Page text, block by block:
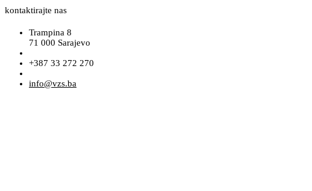
kontaktirajte nas
Trampina 8
71 000 Sarajevo
+387 33 272 270
info@vzs.ba